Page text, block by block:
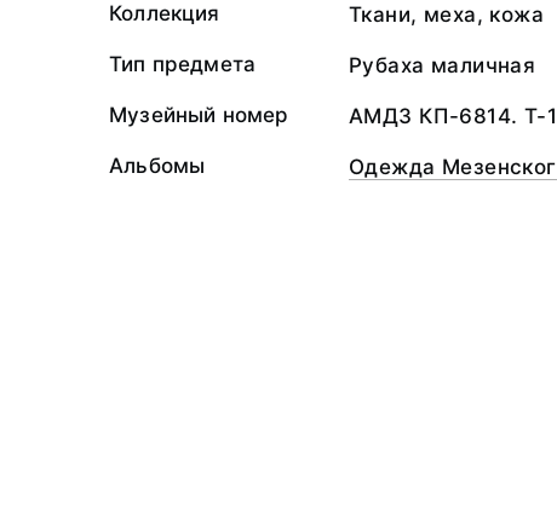
Коллекция Ткани, меха, кожа
Тип предмета Рубаха маличная
Музейный номер АМДЗ КП-6814. Т-
Альбомы Одежда